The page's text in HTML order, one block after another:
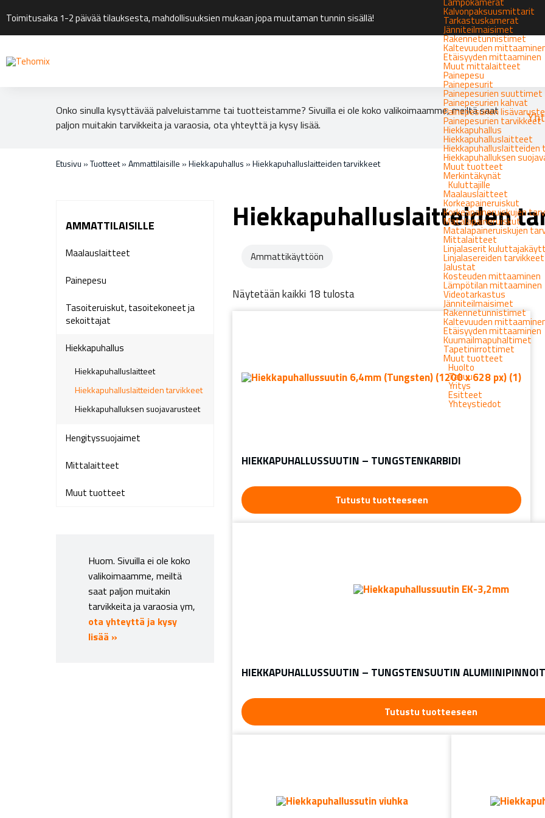
Toimitusaika 1-2 päivää tilauksesta, mahdollisuuksien mukaan jopa muutaman tunnin sisällä! Kalvonpaksuusmittarit
Tarkastuskamerat
Jänniteilmaisimet
Rakennetunnistimet
Kaltevuuden
Etäisyyden mittaaminen
Muut mittalaitteet
Painepesu
Painepesurit
Painepesurien suuttimet
Painepesurien kahvat
Painepesurien
Painepesurien tarvikkeet
Hiekkapuhallus
Hiekkapuhalluslaitteet
Hiekkapuhalluslaitteiden
Hiekkapuhalluksen
Muut tuotteet
Merkintäkynät
Kuluttajille
Maalauslaitteet
Korkeapaineruiskut
Korkeapaineruiskujen
Matalapaineruiskut
Matalapaineruiskujen
Mittalaitteet
Linjalaserit
Linjalasereiden tarvikkeet
Jalustat
Kosteuden mittaaminen
Lämpötilan mittaaminen
Videotarkastus
Jänniteilmaisimet
Rakennetunnistimet
Kaltevuuden
Etäisyyden mittaaminen
Kuumailmapuhaltimet
Tapetinirrottimet
Muut tuotteet
Huolto
Takuu
Yritys
Esitteet
Yhteystiedot
Onko sinulla kysyttävää palveluistamme tai tuotteistamme? Sivuilla ei ole koko valikoimaamme, meiltä saat
paljon muitakin tarvikkeita ja varaosia, ota yhteyttä ja kysy lisää.
Etusivu »Tuotteet»Ammattilaisille »Hiekkapuhallus »Hiekkapuhalluslaitteiden tarvikkeet
AMMATTILAISILLE
Maalauslaitteet
Painepesu
Tasoiteruiskut, tasoitekoneet ja
sekoittajat
Hiekkapuhallus
Hiekkapuhalluslaitteet
Hiekkapuhalluslaitteiden tarvikkeet
Hiekkapuhalluksen suojavarusteet
Hengityssuojaimet
Mittalaitteet
Muut tuotteet
Huom. Sivuilla ei ole koko
valikoimaamme, meiltä
saat paljon muitakin
tarvikkeita ja varaosia ym,
ota yhteyttä ja kysy
lisää »
Hiekkapuhalluslaitteiden
Ammattikäyttöön
Näytetään kaikki 18 tulosta
HIEKKAPUHALLUSSUUTIN – TUNGSTENKARBIDI
Tutustu tuotteeseen
HIEKKAPUHALLUSSUUTIN – TUNGSTENSUUTIN
Tutustu tuotteeseen